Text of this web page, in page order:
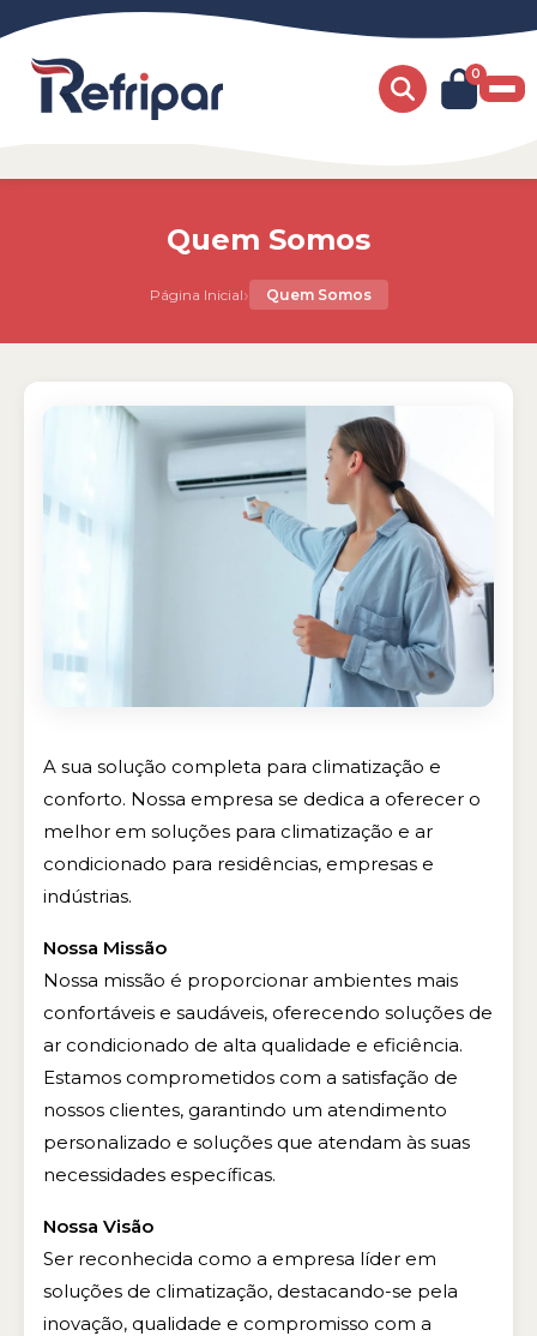
0
Quem Somos
Página Inicial› Quem Somos
A sua solução completa para climatização e
conforto. Nossa empresa se dedica a oferecer o
melhor em soluções para climatização e ar
condicionado para residências, empresas e
indústrias.
Nossa Missão
Nossa missão é proporcionar ambientes mais
confortáveis e saudáveis, oferecendo soluções de
ar condicionado de alta qualidade e eficiência.
Estamos comprometidos com a satisfação de
nossos clientes, garantindo um atendimento
personalizado e soluções que atendam às suas
necessidades específicas.
Nossa Visão
Ser reconhecida como a empresa líder em
soluções de climatização, destacando-se pela
inovação, qualidade e compromisso com a